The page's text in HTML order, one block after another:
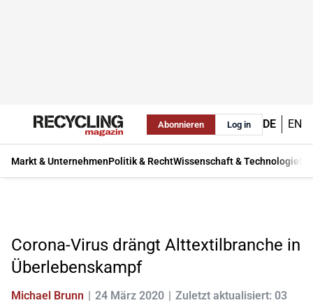
Abonnieren Log in DE EN
Markt & UnternehmenPolitik & RechtWissenschaft & Technologie
Corona-Virus drängt Alttextilbranche in
Überlebenskampf
Michael Brunn 24 März 2020
Zuletzt aktualisiert: 03